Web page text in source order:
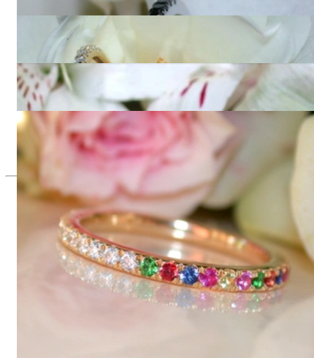
Drei zarte Diamanten Memory Ringe
3.080,00 €
Drei zeitlose Brillanten Memory Ringe
11.430,00 €
Wandelbarer Brillanten Memory Ring mit Multicolor Saphiren
1.390,00 €
Seit 1995
Exklusiver Schmuck, Leidenschaft für
das Außergewöhnliche
Hochwertiger Schmuck ist vor allem eine Frage des
Vertrauens. Zugleich sollte er so einzigartig sein wie die Frau,
die ihn trägt. Schmuck „von der Stange“ werden Sie daher bei